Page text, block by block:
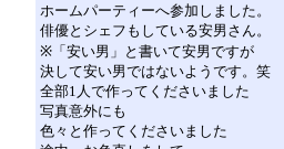
ホームパーティーへ参加しました。
俳優とシェフもしている安男さん。
※「安い男」と書いて安男ですが
決して安い男ではないようです。笑
全部1人で作ってくださいました
写真意外にも
色々と作ってくださいました